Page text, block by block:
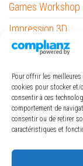
Pour offrir les
cookies pour stocker et/
consentir à ces
comportement de
consentir ou de retirer
caractéristiques et
Games Workshop
Impression 3D
Informatique
Mobilité
Outils
Papeterie / Bureau